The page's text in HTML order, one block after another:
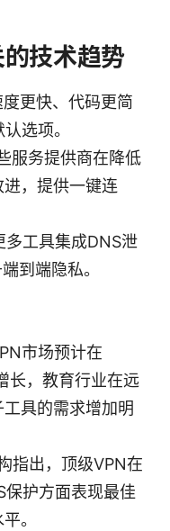
技术趋势
更快、代码更简
选项。
服务提供商在降低
，提供一键连
多工具集成DNS泄
到端隐私。
市场预计在
，教育行业在远
具的需求增加明
指出，顶级VPN在
护方面表现最佳
。